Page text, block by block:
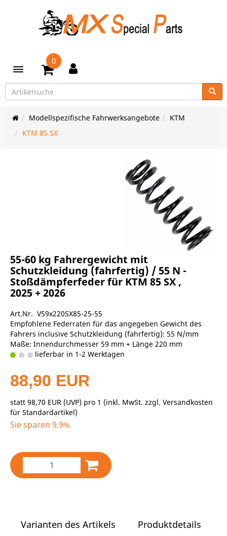
Toggle navigation
0
Modellspezifische Fahrwerksangebote
KTM
KTM 85 SX
55-60 kg Fahrergewicht mit
Schutzkleidung (fahrfertig) / 55 N -
Stoßdämpferfeder für KTM 85 SX ,
2025 + 2026
Art.Nr. V59x220SX85-25-55
Empfohlene Federraten für das angegeben Gewicht des
Fahrers inclusive Schutzkleidung (fahrfertig): 55 N/mm
Maße: Innendurchmesser 59 mm + Länge 220 mm
lieferbar in 1-2 Werktagen
88,90 EUR
statt 98,70 EUR (UVP) pro 1 (inkl. MwSt. zzgl. Versandkosten
für Standardartikel)
Sie sparen 9.9%
Varianten des Artikels
Produktdetails